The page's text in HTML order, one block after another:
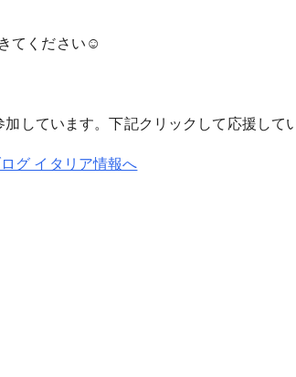
てください☺
しています。下記クリックして応援して